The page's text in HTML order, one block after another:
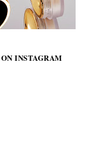
INSTAGRAM